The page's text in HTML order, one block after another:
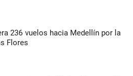
236 vuelos hacia Medellín por la
Flores